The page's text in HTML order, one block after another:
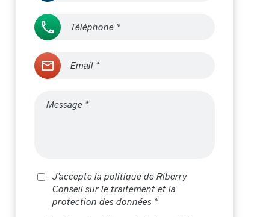
J'accepte la politique de Riberry
Conseil sur le traitement et la
protection des données *